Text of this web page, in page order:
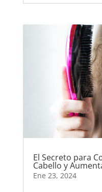
El Secreto para
Cabello y
Ene 23, 2024